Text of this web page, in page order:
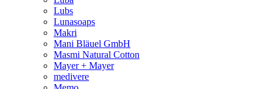
Lubs
Lunasoaps
Makri
Mani Bläuel GmbH
Masmi Natural Cotton
Mayer + Mayer
medivere